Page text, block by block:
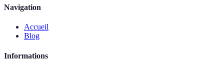
Navigation
Accueil
Blog
Informations